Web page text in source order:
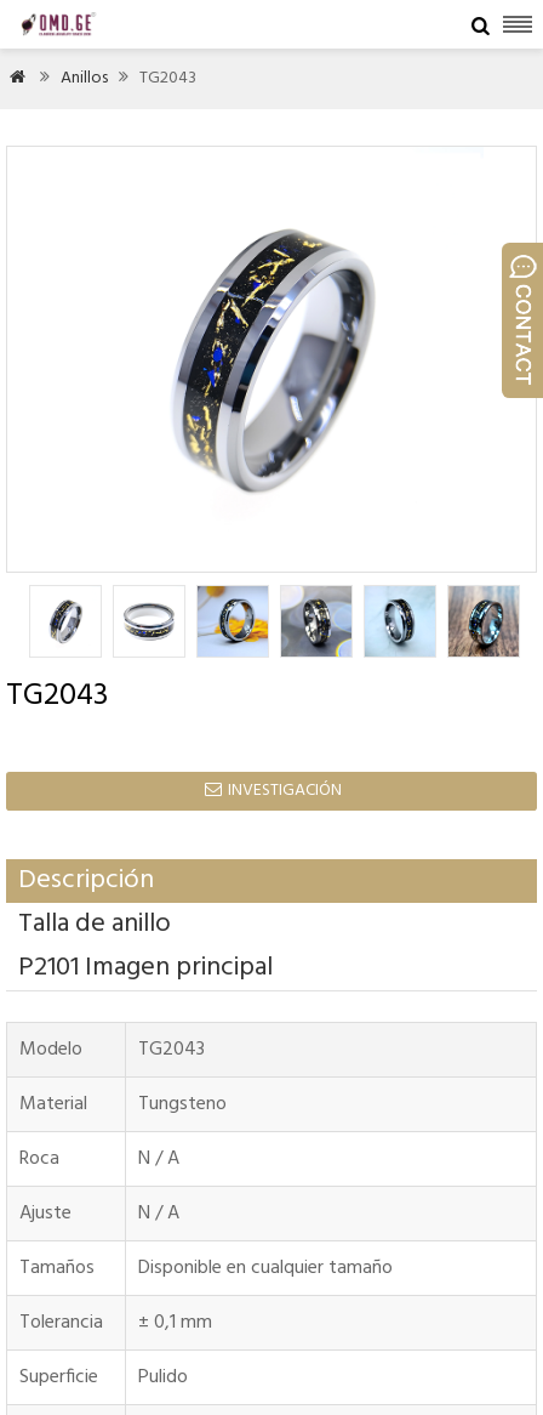

  Anillos  TG2043
TG2043
 INVESTIGACIÓN
Descripción
Talla de anillo
P2101 Imagen principal
Modelo
TG2043
Material
Tungsteno
Roca
N / A
Ajuste
N / A
Tamaños
Disponible en cualquier tamaño
Tolerancia
± 0,1 mm
Superficie
Pulido